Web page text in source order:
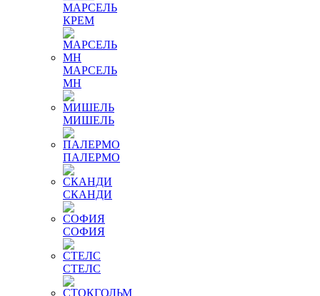
МАРСЕЛЬ
КРЕМ
МАРСЕЛЬ
МН
МИШЕЛЬ
ПАЛЕРМО
СКАНДИ
СОФИЯ
СТЕЛС